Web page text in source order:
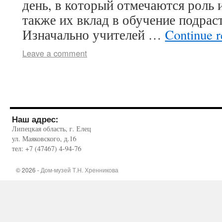
день, в который отмечаются роль
также их вклад в обучение
Изначально учителей … Continue
Leave a comment
Наш адрес:
Липецкая область, г. Елец
ул. Маяковского, д.16
тел: +7 (47467) 4-94-76
© 2026 - Дом-музей Т.Н. Хренникова